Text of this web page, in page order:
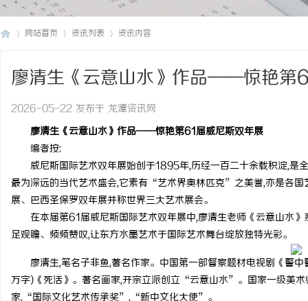
网站首页 资讯列表 资讯内容
廖清生《云意山水》作品——惊艳第
2026-05-22 发布于 龙潭资讯网
廖清生《云意山水》作品——惊艳第61届威尼斯双年展
编者按:
威尼斯国际艺术双年展始创于1895年,历经一百二十余载积淀,是
最为深远的当代艺术盛会,它素有“艺术界奥林匹克”之美誉,亦是各
展、巴西圣保罗双年展并称世界三大艺术展会。
在本届第61届威尼斯国际艺术双年展中,廖清生老师《云意山水
足观瞻、频频赞叹,让东方水墨艺术于国际艺术舞台绽放独特光彩。
廖清生,笔名子非鱼,著名作家。中国第一部督察题材电视剧《警
万字)《死活》。著名画家,开宗立派创立“云意山水”。国家一级美
家,“国际文化艺术传承奖”,“新中文化大使”。